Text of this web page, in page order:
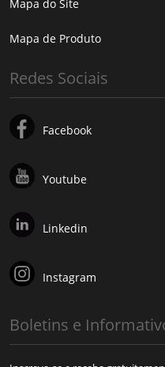
Mapa do Site
Mapa de Produto
Redes Sociais
Facebook
Youtube
Linkedin
Instagram
Boletins e